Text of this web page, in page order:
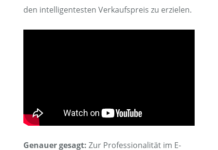
den intelligentesten Verkaufspreis zu erzielen.
Genauer gesagt: Zur Professionalität im E-